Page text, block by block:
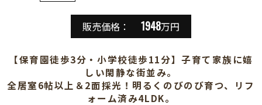
販売価格： 1948万円
【保育園徒歩3分・小学校徒歩11分】子育て家族に嬉
しい閑静な街並み。
全居室6帖以上＆2面採光！明るくのびのび育つ、リフ
ォーム済み4LDK。